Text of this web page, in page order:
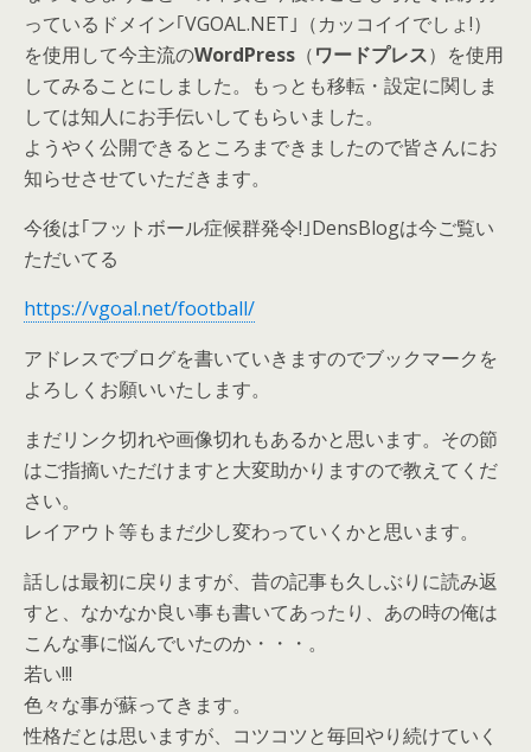
っているドメイン｢VGOAL.NET｣（カッコイイでしょ!）
を使用して今主流のWordPress （ワードプレス）を使用
してみることにしました。もっとも移転・設定に関しま
しては知人にお手伝いしてもらいました。
ようやく公開できるところまできましたので皆さんにお
知らせさせていただきます。
今後は｢フットボール症候群発令!｣DensBlogは今ご覧い
ただいてる
https://vgoal.net/football/
アドレスでブログを書いていきますのでブックマークを
よろしくお願いいたします。
まだリンク切れや画像切れもあるかと思います。その節
はご指摘いただけますと大変助かりますので教えてくだ
さい。
レイアウト等もまだ少し変わっていくかと思います。
話しは最初に戻りますが、昔の記事も久しぶりに読み返
すと、なかなか良い事も書いてあったり、あの時の俺は
こんな事に悩んでいたのか・・・。
若い!!!
色々な事が蘇ってきます。
性格だとは思いますが、コツコツと毎回やり続けていく